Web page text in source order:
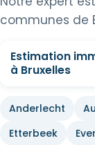
communes de
Estimation
à Bruxelles
Anderlecht
Etterbeek